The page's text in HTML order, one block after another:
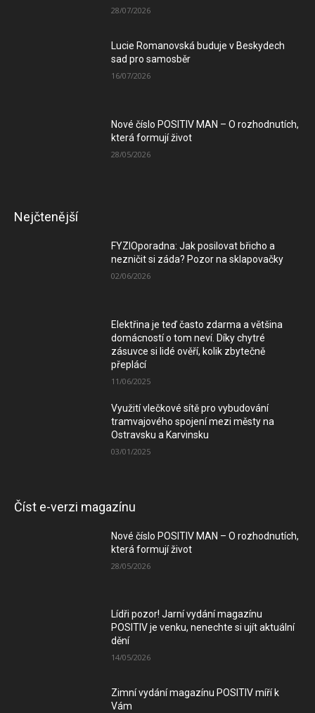
28/07/2026
Lucie Romanovská buduje v Beskydech
sad pro samosběr
16/07/2026
Nové číslo POSITIV MAN – O rozhodnutích,
která formují život
28/05/2026
Nejčtenější
FYZIOporadna: Jak posilovat břicho a
nezničit si záda? Pozor na sklapovačky
02/06/2026
Elektřina je teď často zdarma a většina
domácností o tom neví. Díky chytré
zásuvce si lidé ověří, kolik zbytečně
přeplácí
11/06/2025
Využití vlečkové sítě pro vybudování
tramvajového spojení mezi městy na
Ostravsku a Karvinsku
03/01/2025
Číst e-verzi magazínu
Nové číslo POSITIV MAN – O rozhodnutích,
která formují život
28/05/2026
Lídři pozor! Jarní vydání magazínu
POSITIV je venku, nenechte si ujít aktuální
dění
14/05/2026
Zimní vydání magazínu POSITIV míří k
Vám